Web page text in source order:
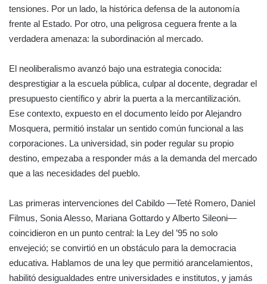
tensiones. Por un lado, la histórica defensa de la autonomía
frente al Estado. Por otro, una peligrosa ceguera frente a la
verdadera amenaza: la subordinación al mercado.
El neoliberalismo avanzó bajo una estrategia conocida:
desprestigiar a la escuela pública, culpar al docente, degradar el
presupuesto científico y abrir la puerta a la mercantilización.
Ese contexto, expuesto en el documento leído por Alejandro
Mosquera, permitió instalar un sentido común funcional a las
corporaciones. La universidad, sin poder regular su propio
destino, empezaba a responder más a la demanda del mercado
que a las necesidades del pueblo.
Las primeras intervenciones del Cabildo —Teté Romero, Daniel
Filmus, Sonia Alesso, Mariana Gottardo y Alberto Sileoni—
coincidieron en un punto central: la Ley del ’95 no solo
envejeció; se convirtió en un obstáculo para la democracia
educativa. Hablamos de una ley que permitió arancelamientos,
habilitó desigualdades entre universidades e institutos, y jamás